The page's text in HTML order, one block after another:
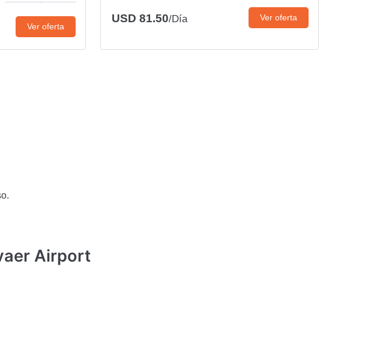
Ver oferta
USD 81.50/Día Ver oferta
Airport